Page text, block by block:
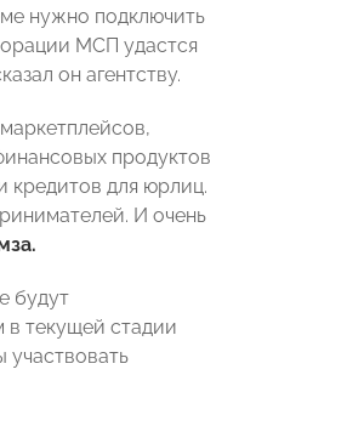
нужно подключить
МСП удастся
он агентству.
продуктов
кредитов для юрлиц.
И очень
будут
в текущей стадии